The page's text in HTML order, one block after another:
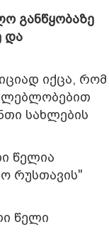
განწყობაზე
და
იქცა, რომ
სახლების
წელია
რუსთავის"
წელი